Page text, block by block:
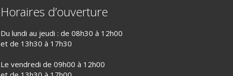
Horaires d’ouverture
Du lundi au jeudi : de 08h30 à 12h00
et de 13h30 à 17h30
Le vendredi de 09h00 à 12h00